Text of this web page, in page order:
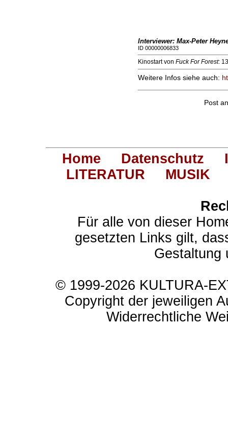
Interviewer: Max-Peter
ID 00000006833
Kinostart von Fuck For Forest:
Weitere Infos siehe auch:
Post
Home Datenschutz
LITERATUR
MUSIK
Für alle von dieser
gesetzten Links gilt,
Gestaltung
© 1999-2026 KULTURA-
Copyright der jeweiligen
Widerrechtliche